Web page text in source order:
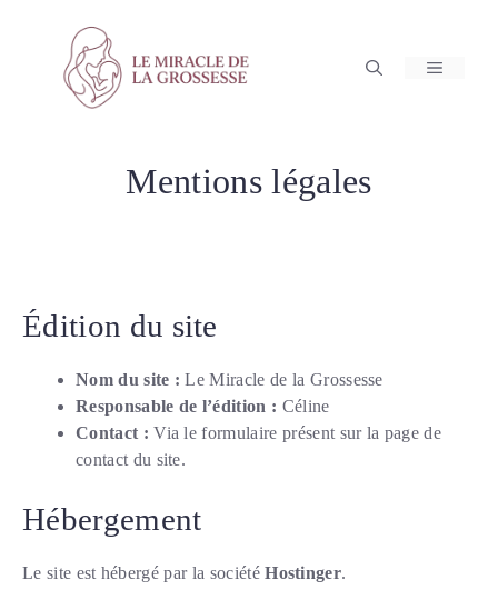
MENU
Mentions légales
Édition du site
Nom du site : Le Miracle de la Grossesse
Responsable de l’édition : Céline
Contact : Via le formulaire présent sur la page de
contact du site.
Hébergement
Le site est hébergé par la sociétéHostinger.